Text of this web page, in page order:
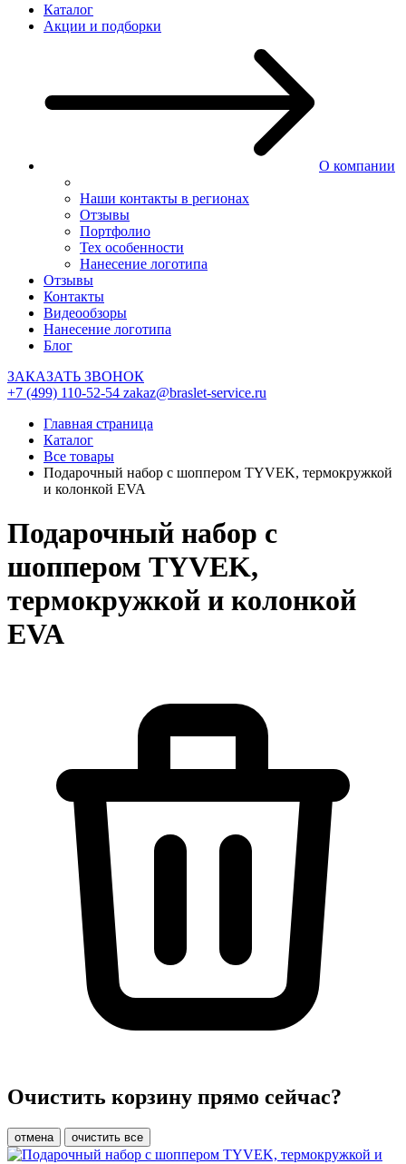
Каталог
Акции и подборки
О компании
Наши контакты в регионах
Отзывы
Портфолио
Тех особенности
Нанесение логотипа
Отзывы
Контакты
Видеообзоры
Нанесение логотипа
Блог
ЗАКАЗАТЬ ЗВОНОК
+7 (499) 110-52-54 zakaz@braslet-service.ru
Главная страница
Каталог
Все товары
Подарочный набор с шоппером TYVEK, термокружкой
и колонкой EVA
Подарочный набор с
шоппером TYVEK,
термокружкой и колонкой
EVA
Очистить корзину прямо сейчас?
отмена очистить все